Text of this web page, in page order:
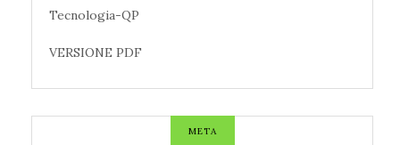
Tecnologia-QP
VERSIONE PDF
META